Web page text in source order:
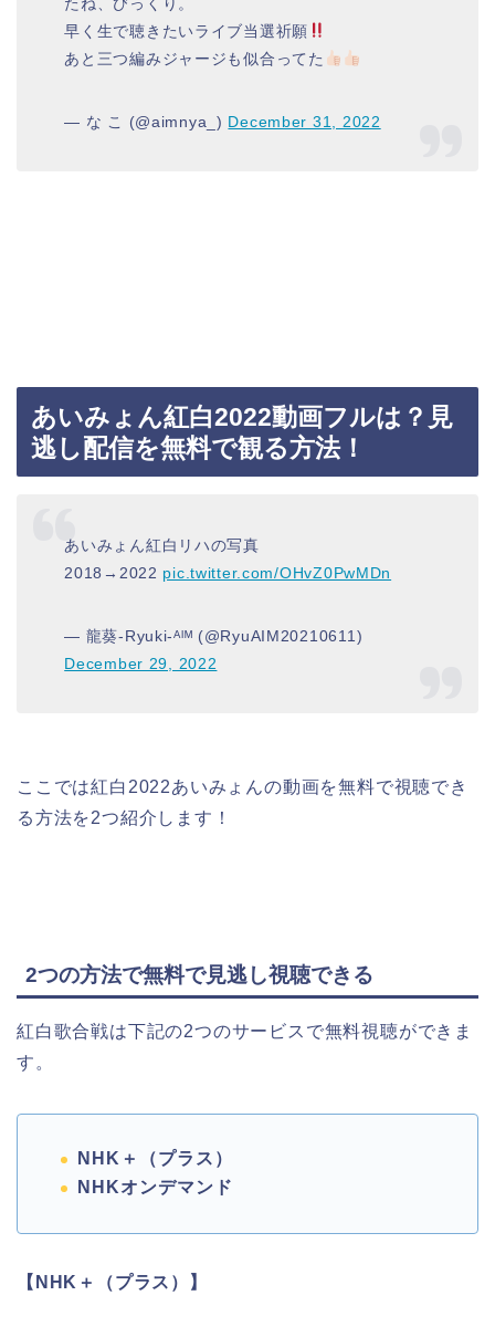
たね、びっくり。
早く生で聴きたいライブ当選祈願
あと三つ編みジャージも似合ってた
— な こ (@aimnya_) December 31, 2022
あいみょん紅白2022動画フルは？見
逃し配信を無料で観る方法！
あいみょん紅白リハの写真
2018→2022 pic.twitter.com/OHvZ0PwMDn
— 龍葵-Ryuki-ᴬᴵᴹ (@RyuAIM20210611)
December 29, 2022
ここでは紅白2022あいみょんの動画を無料で視聴でき
る方法を2つ紹介します！
2つの方法で無料で見逃し視聴できる
紅白歌合戦は下記の2つのサービスで無料視聴ができま
す。
NHK＋（プラス）
NHKオンデマンド
【NHK＋（プラス）】